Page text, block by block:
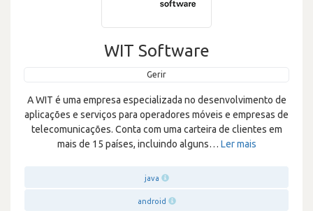
WIT Software
Gerir
A WIT é uma empresa especializada no desenvolvimento de
aplicações e serviços para operadores móveis e empresas de
telecomunicações. Conta com uma carteira de clientes em
mais de 15 países, incluindo alguns… Ler mais
java
android